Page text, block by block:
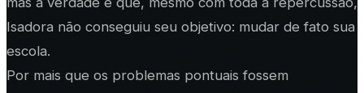
Isadora não conseguiu seu objetivo: mudar de fato sua
escola.
Por mais que os problemas pontuais fossem